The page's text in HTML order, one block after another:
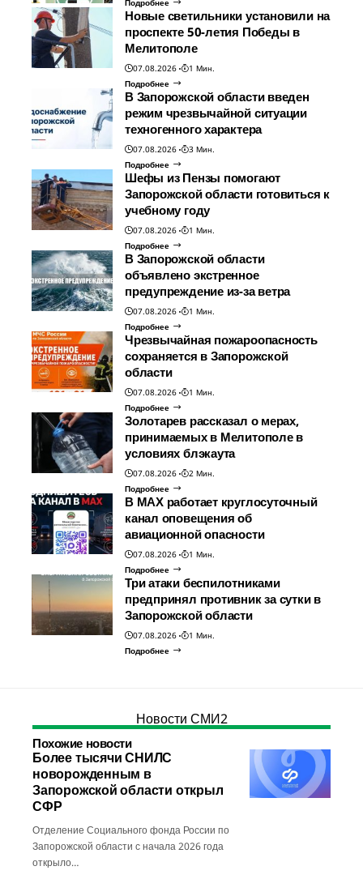
Подробнее
Новые светильники установили на
проспекте 50-летия Победы в
Мелитополе
07.08.2026
1 Мин.
Подробнее
В Запорожской области введен
режим чрезвычайной ситуации
техногенного характера
07.08.2026
3 Мин.
Подробнее
Шефы из Пензы помогают
Запорожской области готовиться к
учебному году
07.08.2026
1 Мин.
Подробнее
В Запорожской области
объявлено экстренное
предупреждение из-за ветра
07.08.2026
1 Мин.
Подробнее
Чрезвычайная пожароопасность
сохраняется в Запорожской
области
07.08.2026
1 Мин.
Подробнее
Золотарев рассказал о мерах,
принимаемых в Мелитополе в
условиях блэкаута
07.08.2026
2 Мин.
Подробнее
В МАХ работает круглосуточный
канал оповещения об
авиационной опасности
07.08.2026
1 Мин.
Подробнее
Три атаки беспилотниками
предпринял противник за сутки в
Запорожской области
07.08.2026
1 Мин.
Подробнее
Новости СМИ2
Похожие новости
Более тысячи СНИЛС
новорожденным в
Запорожской области открыл
СФР
Отделение Социального фонда России по
Запорожской области с начала 2026 года
открыло…